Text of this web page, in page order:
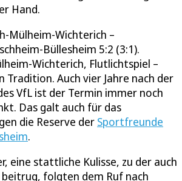
Hand.
Mülheim-Wichterich –
Büllesheim 5:2 (3:1).
Wichterich, Flutlichtspiel –
Tradition. Auch vier Jahre nach der
VfL ist der Termin immer noch
Das galt auch für das
die Reserve der Sportfreunde
.
eine stattliche Kulisse, zu der auch
folgten dem Ruf nach